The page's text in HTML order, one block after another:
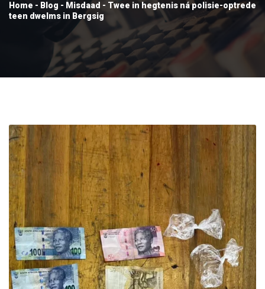
Home - Blog - Misdaad - Twee in hegtenis ná polisie-optrede
teen dwelms in Bergsig